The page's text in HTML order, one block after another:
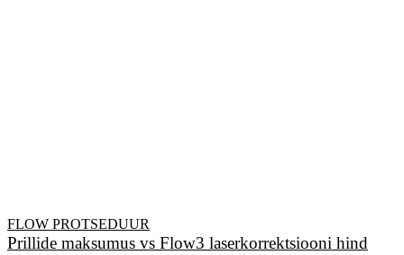
FLOW PROTSEDUUR
Prillide maksumus vs Flow3 laserkorrektsiooni hind